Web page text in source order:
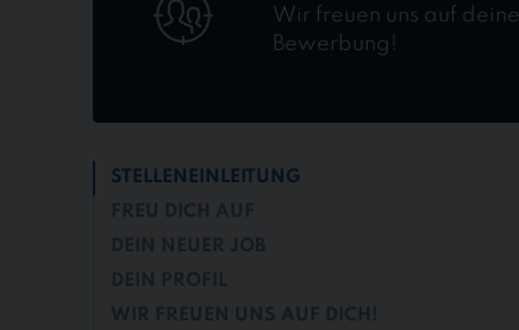
Wir freuen uns auf deine
Bewerbung!
STELLENEINLEITUNG